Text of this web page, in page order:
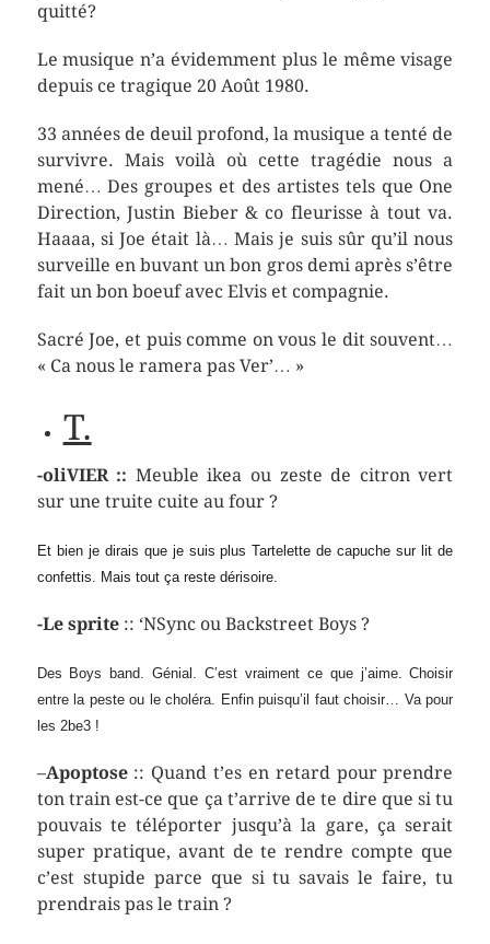
quitté?
Le musique n’a évidemment plus le même visage
depuis ce tragique 20 Août 1980.
33 années de deuil profond, la musique a tenté de
survivre. Mais voilà où cette tragédie nous a
mené… Des groupes et des artistes tels que One
Direction, Justin Bieber & co fleurisse à tout va.
Haaaa, si Joe était là… Mais je suis sûr qu’il nous
surveille en buvant un bon gros demi après s’être
fait un bon boeuf avec Elvis et compagnie.
Sacré Joe, et puis comme on vous le dit souvent…
« Ca nous le ramera pas Ver’… »
T.
-oliVIER :: Meuble ikea ou zeste de citron vert
sur une truite cuite au four ?
Et bien je dirais que je suis plus Tartelette de capuche sur lit de
confettis. Mais tout ça reste dérisoire.
-Le sprite:: ‘NSync ou Backstreet Boys ?
Des Boys band. Génial. C’est vraiment ce que j’aime. Choisir
entre la peste ou le choléra. Enfin puisqu’il faut choisir… Va pour
les 2be3 !
–Apoptose:: Quand t’es en retard pour prendre
ton train est-ce que ça t’arrive de te dire que si tu
pouvais te téléporter jusqu’à la gare, ça serait
super pratique, avant de te rendre compte que
c’est stupide parce que si tu savais le faire, tu
prendrais pas le train ?